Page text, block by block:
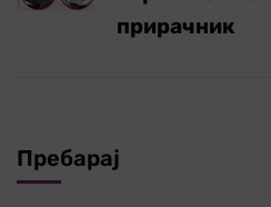
прирачник
Пребарај